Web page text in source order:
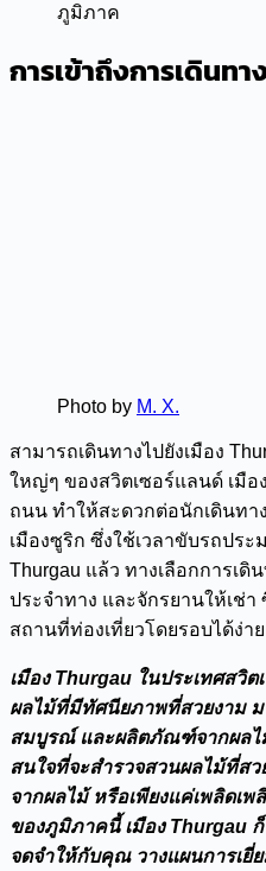
ภูมิภาค
การเข้าถึงการเดินทา
Photo by M. X.
สามารถเดินทางไปยังเมือง
ใหญ่ๆ ของสวิตเซอร์แลนด์ เมือ
ถนน ทำให้สะดวกต่อนักเดินท
เมืองซูริก ซึ่งใช้เวลาขับรถปร
Thurgau แล้ว ทางเลือกการเ
ประจำทาง และจักรยานให้เช่
สถานที่ท่องเที่ยวโดยรอบได้ง่าย
เมือง Thurgau ในประเทศสวิ
ผลไม้ที่มีทัศนียภาพที่สวยงาม
สมบูรณ์ และผลิตภัณฑ์จากผล
สนใจที่จะสำรวจสวนผลไม้ที่ส
จากผลไม้ หรือเพียงแค่เพลิดเ
ของภูมิภาคนี้ เมือง Thurgau
จดจำให้กับคุณ วางแผนการเยี่